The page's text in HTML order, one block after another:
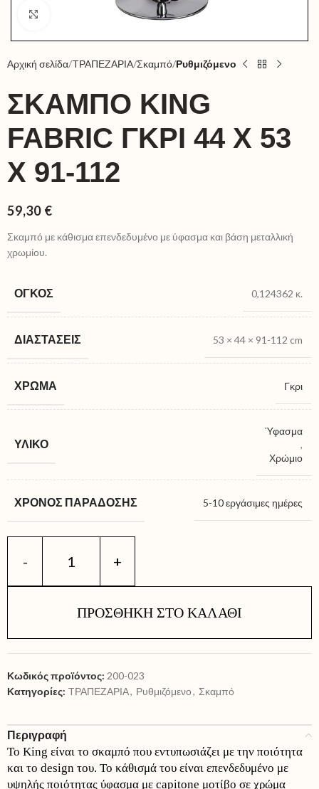
Αρχική σελίδα TΡΑΠΕΖΑΡΙΑ Σκαμπό Ρυθμιζόμενο
ΣΚΑΜΠΌ KING
FABRIC ΓΚΡΙ 44 X 53
X 91-112
59,30 €
Σκαμπό με κάθισμα επενδεδυμένο με ύφασμα και βάση μεταλλική
χρωμίου.
ΌΓΚΟΣ 0,124362 κ.
ΔΙΑΣΤΆΣΕΙΣ 53 × 44 × 91-112 cm
ΧΡΏΜΑ Γκρι
ΥΛΙΚΌ
Ύφασμα
,
Χρώμιο
ΧΡΌΝΟΣ ΠΑΡΆΔΟΣΗΣ 5-10 εργάσιμες ημέρες
ΠΡΟΣΘΉΚΗ ΣΤΟ ΚΑΛΆΘΙ
Κωδικός προϊόντος: 200-023
Κατηγορίες: TΡΑΠΕΖΑΡΙΑ, Ρυθμιζόμενο, Σκαμπό
Περιγραφή
Το King είναι το σκαμπό που εντυπωσιάζει με την ποιότητα
και το design του. Το κάθισμά του είναι επενδεδυμένο με
υψηλής ποιότητας ύφασμα με capitone μοτίβο σε χρώμα